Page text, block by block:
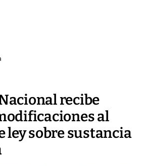
recibe
al
ley sobre sustancia